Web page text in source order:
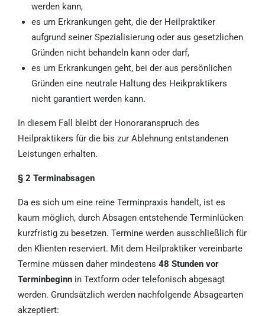
werden kann,
es um Erkrankungen geht, die der Heilpraktiker
aufgrund seiner Spezialisierung oder aus gesetzlichen
Gründen nicht behandeln kann oder darf,
es um Erkrankungen geht, bei der aus persönlichen
Gründen eine neutrale Haltung des Heikpraktikers
nicht garantiert werden kann.
In diesem Fall bleibt der Honoraranspruch des
Heilpraktikers für die bis zur Ablehnung entstandenen
Leistungen erhalten.
§ 2 Terminabsagen
Da es sich um eine reine Terminpraxis handelt, ist es
kaum möglich, durch Absagen entstehende Terminlücken
kurzfristig zu besetzen. Termine werden ausschließlich für
den Klienten reserviert. Mit dem Heilpraktiker vereinbarte
Termine müssen daher mindestens 48 Stunden vor
Terminbeginn in Textform oder telefonisch abgesagt
werden. Grundsätzlich werden nachfolgende Absagearten
akzeptiert: